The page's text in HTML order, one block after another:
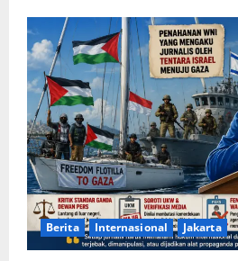
Berita Internasional Jakarta